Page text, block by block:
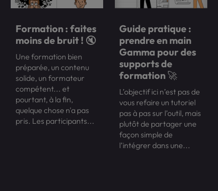
Formation : faites
moins de bruit ! 🔇
Une formation bien
préparée, un contenu
solide, un formateur
compétent... et
pourtant, à la fin,
quelque chose n'a pas
pris. Les participants...
Guide pratique :
prendre en main
Gamma pour des
supports de
formation 🚀
L’objectif ici n’est pas de
vous refaire un tutoriel
pas à pas sur l’outil, mais
plutôt de partager une
façon simple de
l’intégrer dans une...